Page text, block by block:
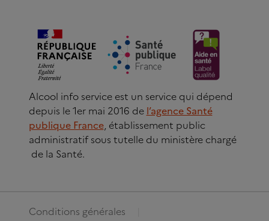
Alcool info service est un service qui dépend
depuis le 1er mai 2016 de l’agence Santé
publique France, établissement public
administratif sous tutelle du ministère chargé
de la Santé.
Conditions générales